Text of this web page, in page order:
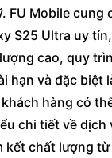
FU Mobile cung
S25 Ultra uy
cao, quy
hạn và đặc biệt
hàng có
chi tiết về dịch
kết chất lượng